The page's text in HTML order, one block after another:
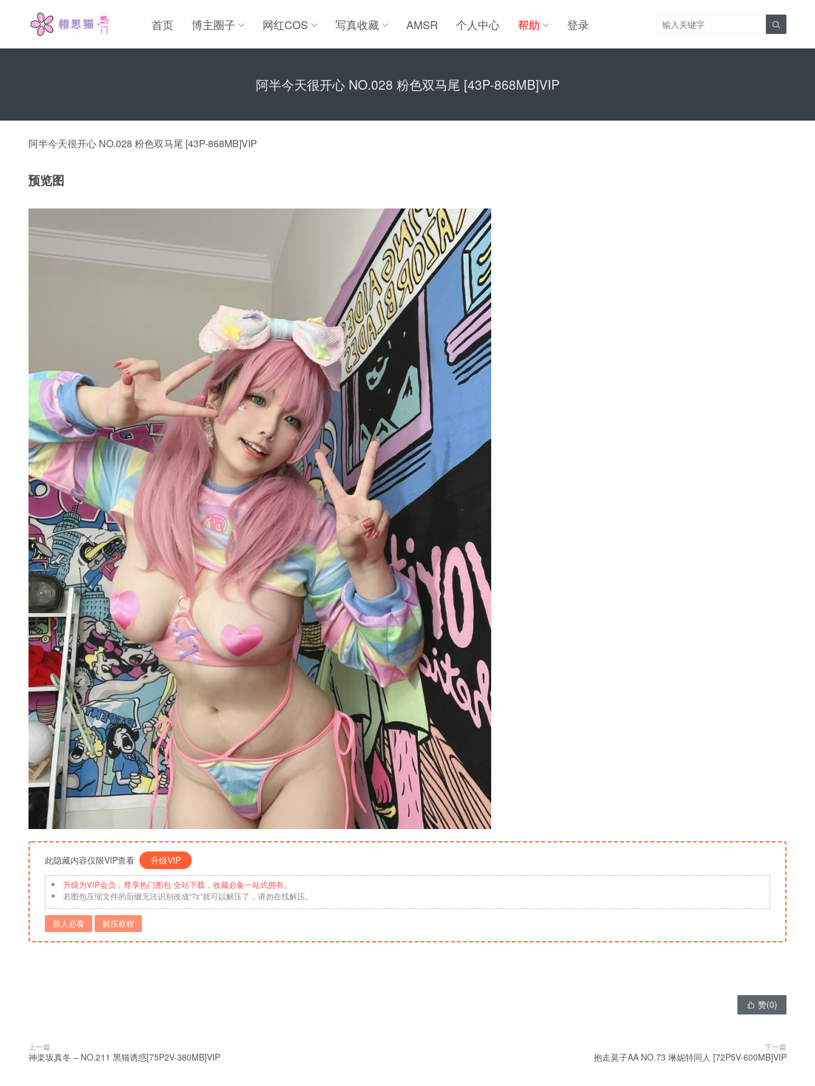
首页 博主圈子 网红COS 写真收藏 AMSR 个人中心 帮助 登录 
阿半今天很开心 NO.028 粉色双马尾 [43P-868MB]VIP
阿半今天很开心 NO.028 粉色双马尾 [43P-868MB]VIP
预览图
此隐藏内容仅限VIP查看 升级VIP
升级为VIP会员，尊享热门图包 全站下载，收藏必备一站式拥有。
若图包压缩文件的后缀无法识别改成“7z”就可以解压了，请勿在线解压。
新人必看 解压教程
 赞(0)
上一篇
神楽坂真冬 – NO.211 黑猫诱惑[75P2V-380MB]VIP
下一篇
抱走莫子AA NO.73 琳妮特同人 [72P5V-600MB]VIP